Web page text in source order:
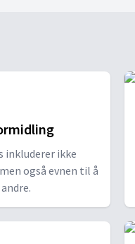
inkluderer ikke
også evnen til å